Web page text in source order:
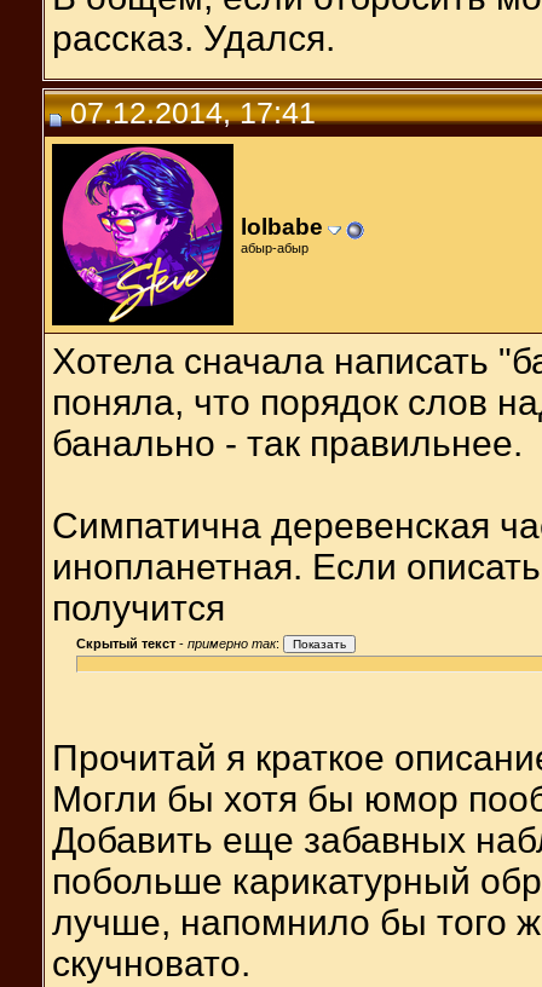
рассказ. Удался.
07.12.2014, 17:41
lolbabe
абыр-абыр
Хотела сначала написать
поняла, что порядок слов
банально - так правильнее.
Симпатична деревенская
инопланетная. Если
получится
Скрытый текст - примерно так:
Прочитай я краткое
Могли бы хотя бы юмор
Добавить еще забавных
побольше карикатурный
лучше, напомнило бы того
скучновато.